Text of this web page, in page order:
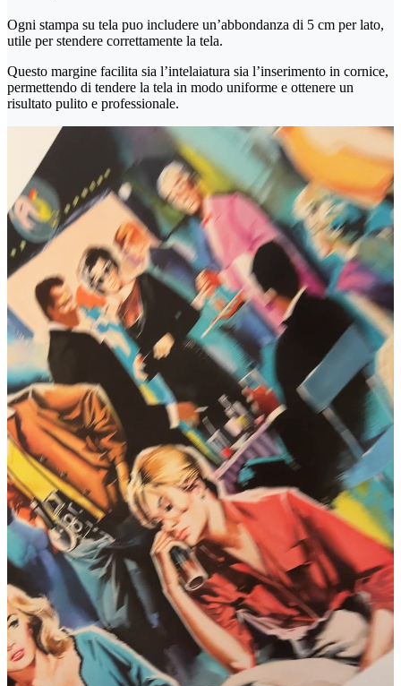
Ogni stampa su tela puo includere un’abbondanza di 5 cm per lato,
utile per stendere correttamente la tela.
Questo margine facilita sia l’intelaiatura sia l’inserimento in cornice,
permettendo di tendere la tela in modo uniforme e ottenere un
risultato pulito e professionale.